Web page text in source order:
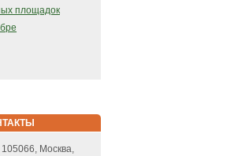
площадок
Москва,